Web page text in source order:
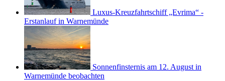
Luxus-Kreuzfahrtschiff „Evrima“ -
Erstanlauf in Warnemünde
Sonnenfinsternis am 12. August in
Warnemünde beobachten